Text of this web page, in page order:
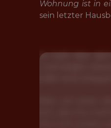
Wohnung ist in
sein letzter